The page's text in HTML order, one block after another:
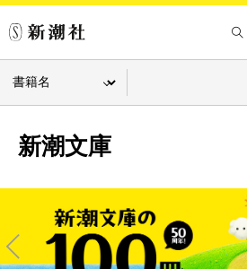
新潮文庫